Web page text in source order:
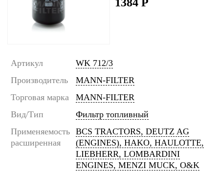
Артикул
WK 712/3
Производитель
MANN-FILTER
Торговая марка
MANN-FILTER
Вид/Тип
Фильтр топливный
Применяемость
расширенная
BCS TRACTORS, DEUTZ AG
(ENGINES), HAKO, HAULOTTE,
LIEBHERR, LOMBARDINI
ENGINES, MENZI MUCK, O&K